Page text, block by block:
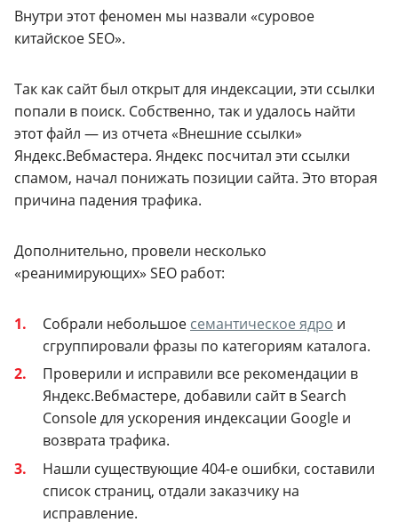
Внутри этот феномен мы назвали «суровое
китайское SEO».
Так как сайт был открыт для индексации, эти ссылки
попали в поиск. Собственно, так и удалось найти
этот файл — из отчета «Внешние ссылки»
Яндекс.Вебмастера. Яндекс посчитал эти ссылки
спамом, начал понижать позиции сайта. Это вторая
причина падения трафика.
Дополнительно, провели несколько
«реанимирующих» SEO работ:
Собрали небольшое семантическое ядро и
сгруппировали фразы по категориям каталога.
Проверили и исправили все рекомендации в
Яндекс.Вебмастере, добавили сайт в Search
Console для ускорения индексации Google и
возврата трафика.
Нашли существующие 404-е ошибки, составили
список страниц, отдали заказчику на
исправление.